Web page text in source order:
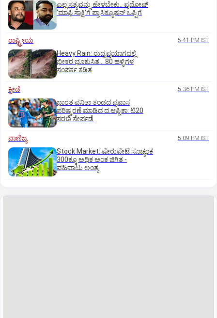
ಎಲ್ಲ ಸತ್ಯವನ್ನು ಹೇಳಬೇಕು.. ಪ್ರದೋಷ್‌
ʼಮಾಫಿ ಸಾಕ್ಷಿʼಗೆ ಪ್ರಾಸಿಕ್ಯೂಷನ್ ಒಪ್ಪಿಗೆ
ರಾಷ್ಟ್ರೀಯ 5:41 PM IST
Heavy Rain: ರುದ್ರಪ್ರಯಾಗದಲ್ಲಿ
ಭೀಕರ ಭೂಕುಸಿತ... 80 ಹಳ್ಳಿಗಳ
ಸಂಪರ್ಕ ಕಡಿತ
ಕ್ರೀಡೆ 5:36 PM IST
ಭಾರತ ವನಿತಾ ತಂಡದ ಪ್ರವಾಸ
ಪರಿಷ್ಕರಣೆ ಮಾಡಿದ ದ.ಆಫ್ರಿಕಾ: ಟಿ20
ಸರಣಿ ಸೇರ್ಪಡೆ
ವಾಣಿಜ್ಯ 5:09 PM IST
Stock Market: ಷೇರುಪೇಟೆ ಸೂಚ್ಯಂಕ
300ಕ್ಕೂ ಅಧಿಕ ಅಂಕ ಜಿಗಿತ -
ವಹಿವಾಟು ಅಂತ್ಯ